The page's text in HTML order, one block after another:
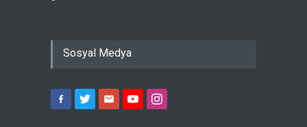
Sosyal Medya